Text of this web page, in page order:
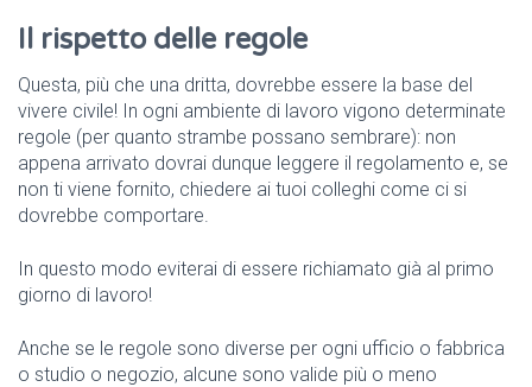
Il rispetto delle regole
Questa, più che una dritta, dovrebbe essere la base del
vivere civile! In ogni ambiente di lavoro vigono determinate
regole (per quanto strambe possano sembrare): non
appena arrivato dovrai dunque leggere il regolamento e, se
non ti viene fornito, chiedere ai tuoi colleghi come ci si
dovrebbe comportare.
In questo modo eviterai di essere richiamato già al primo
giorno di lavoro!
Anche se le regole sono diverse per ogni ufficio o fabbrica
o studio o negozio, alcune sono valide più o meno